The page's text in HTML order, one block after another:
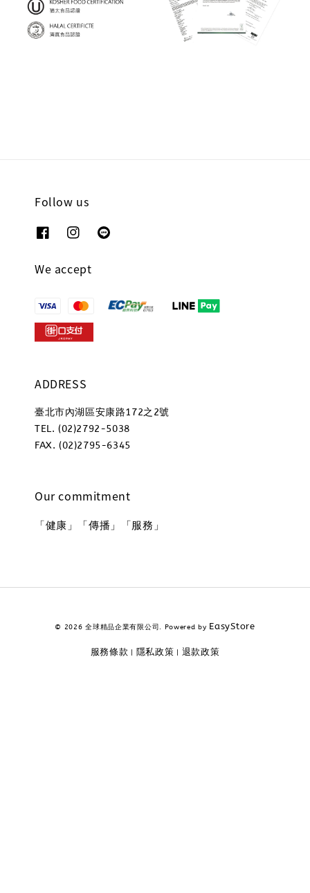
Follow us
We accept
ADDRESS
臺北市內湖區安康路172之2號
TEL. (02)2792-5038
FAX. (02)2795-6345
Our commitment
「健康」「傳播」「服務」
© 2026 全球精品企業有限公司. Powered by EasyStore
服務條款 隱私政策 退款政策